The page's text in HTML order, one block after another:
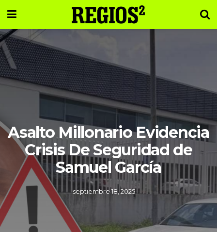
Asalto Millonario Evidencia
Crisis De Seguridad de
Samuel García
septiembre 18, 2025